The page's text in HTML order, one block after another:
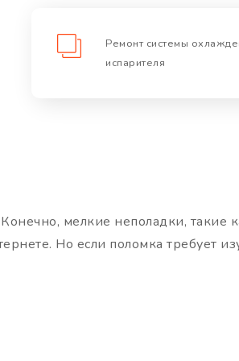
Ремонт системы
испарителя
мелкие неполадки, такие
Но если поломка требует